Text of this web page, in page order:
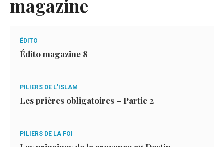
magazine
ÉDITO
Édito magazine 8
PILIERS DE L’ISLAM
Les prières obligatoires – Partie 2
PILIERS DE LA FOI